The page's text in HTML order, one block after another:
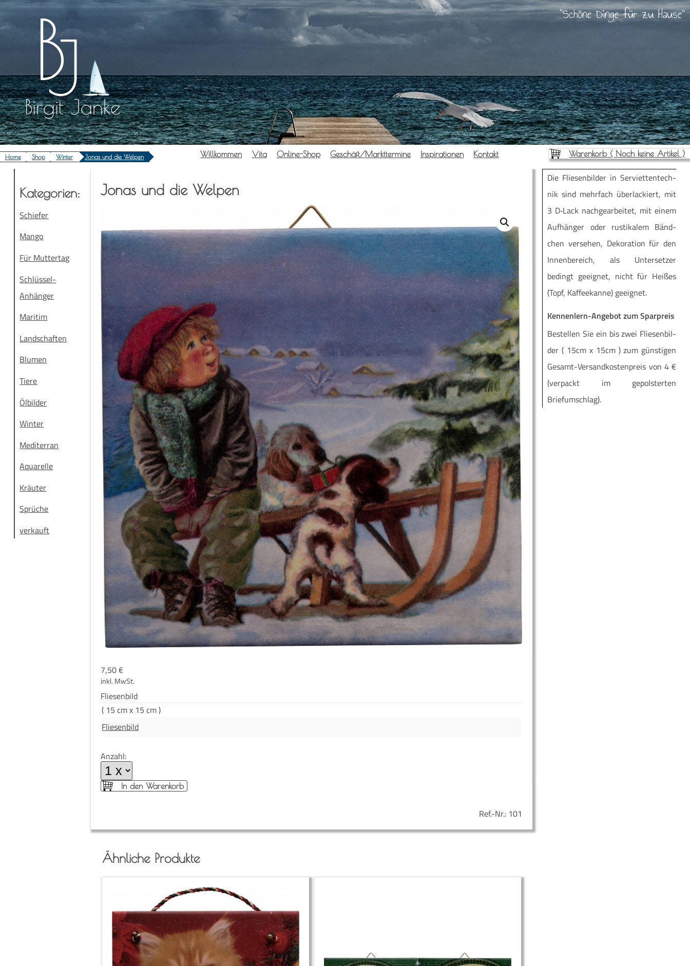
Zum
springen
Birgit Janke
Schöne Dinge für zu Hause
Home Shop Winter Jonas und die Welpen Will­kom­men Vita Online-Shop Geschäft/Markttermine Inspi­ra­tio­nen Kon­takt Warenkorb ( Noch keine Artikel )
Jonas und die Welpen
7,50€
inkl. MwSt.
Flie­sen­bild
( 15 cm x 15 cm )
Fliesenbild
Anzahl:
In den Warenkorb
Ref.-Nr.: 101
Kate­go­rien:
Schiefer
Mango
Für Muttertag
Schlüssel-
Anhänger
Maritim
Landschaften
Blumen
Tiere
Ölbilder
Winter
Mediterran
Aquarelle
Kräuter
Sprüche
verkauft
Ähnliche Produkte
Die Flie­sen­bil­der in Ser­vi­et­ten­tech­
nik sind mehr­fach über­la­ckiert, mit
3 D‑Lack nach­ge­ar­bei­tet, mit einem
Auf­hän­ger oder rus­ti­ka­lem Bänd­
chen ver­se­hen, Deko­ra­ti­on für den
Innen­be­reich, als Unter­set­zer
bedingt geeig­net, nicht für Hei­ßes
(Topf, Kaf­fee­kan­ne) geeignet.
Kennenlern-Angebot zum Sparpreis
Be­stel­len Sie ein bis zwei Flie­sen­bil­
der ( 15cm x 15cm ) zum güns­ti­gen
Ge­­samt-Ver­­­san­d­­kos­­ten­­preis von 4 €
(ver­packt im ge­pols­ter­ten
Briefumschlag).